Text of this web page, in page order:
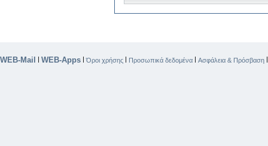
WEB-Mail | WEB-Apps |Όροι χρήσης | Προσωπικά δεδομένα | Ασφάλεια & Πρόσβαση